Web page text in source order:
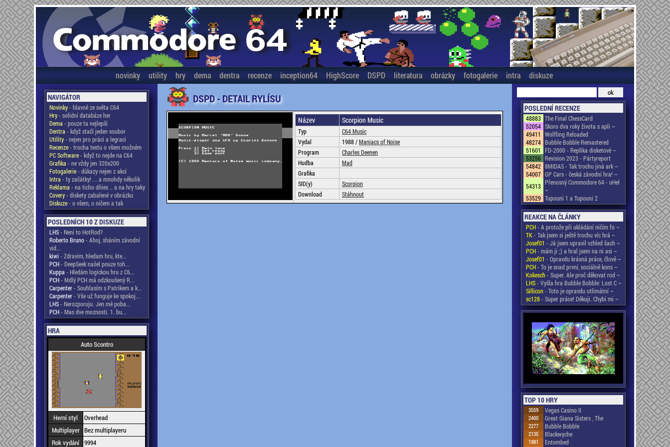
novinky utility hry dema dentra recenze inception64 HighScore DSPD literatura obrázky fotogalerie intra diskuze
NAVIGÁTOR
Novinky- hlavně ze světa C64
Hry- solidní databáze her
Dema - pouze ta nejlepší
Dentra - když stačí jeden soubor
Utility- nejen pro práci a legraci
Recenze- trocha textu o všem možném
PC Software- když to nejde na C64
Grafika - ne vždy jen 320x200
Fotogalerie- důkazy nejen z akcí
Intra - ty začátky! ... a mnohdy několik
Reklama - na ticho dňies .. a na hry taky
Covery- diskety zabalené v obrázku
Diskuze- o všem, o ničem a tak
POSLEDNÍCH 10 Z DISKUZE
LHS- Není to HotRod?
Roberto Bruno- Ahoj, sháním závodní
vid...
kiwi - Zdravim, hledam hru, kte...
PCH- DeepSeek našel pouze toh...
Kuppa - Hledám logickou hru z C6...
PCH- Mdlý PCH má odzkoušený R...
Carpenter- Souhlasím s Patrikem a k...
Carpenter- Vše už funguje ke spokoj...
LHS- Nerozporuju. Jen mě poba...
PCH- Mas dve moznosti. 1. bu...
HRA
Auto Scontro
Herní styl
Overhead
Multiplayer Bez multiplayeru
Rok vydání 9994
DSPD - DETAIL RYLÍSU
Název Scorpion Music
Typ
C64 Music
Vydal
1988 /Maniacs of Noise
Program
Charles Deenen
Hudba
Mad
Grafika
SID(y)
Scorpion
Download
Stáhnout
POSLEDNÍ RECENZE
48883 The Final ChessCard
52054 Skoro dva roky života s apli ~
49411
Wolfling Reloaded
48274 Bubble Bobble Remastered
51601
FD-2000 - Replika disketové ~
53256 Revision 2023 - Pártyreport
54842 8MIDAS - Tak trochu jiná ark ~
54007 GP Cars - česká závodní hra! ~
54313 Přenosný Commodore 64 - uHel
~
53529 Tupouni 1 a Tupouni 2
REAKCE NA ČLÁNKY
PCH- A protože při ukládání ničím fo ~
TK- Tak jsem si ještě trochu víc hrá ~
Josef01 - Já jsem upravil vzhled šach ~
PCH- mám ji ;) a hral jsem na ni asi ~
Josef01 - Opravdu krásná práce, člově ~
PCH- To je snad první, sociálně kons ~
Kokesch- Super. Ale proč děkovat rod ~
LHS- Vyšla hra Bubble Bobble: Lost C ~
Sillicon- Toto je opravdu utlimátní ~
sc128- Super práce! Děkuji. Chybí mi ~
TOP 10 HRY
3559 Vegas Casino II
2400 Great Giana Sisters , The
2277 Bubble Bobble
2135 Blackwyche
1981 Entombed